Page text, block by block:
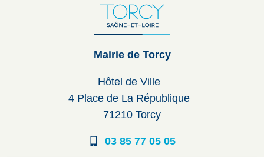
Mairie de Torcy
Hôtel de Ville
4 Place de La République
71210 Torcy
03 85 77 05 05